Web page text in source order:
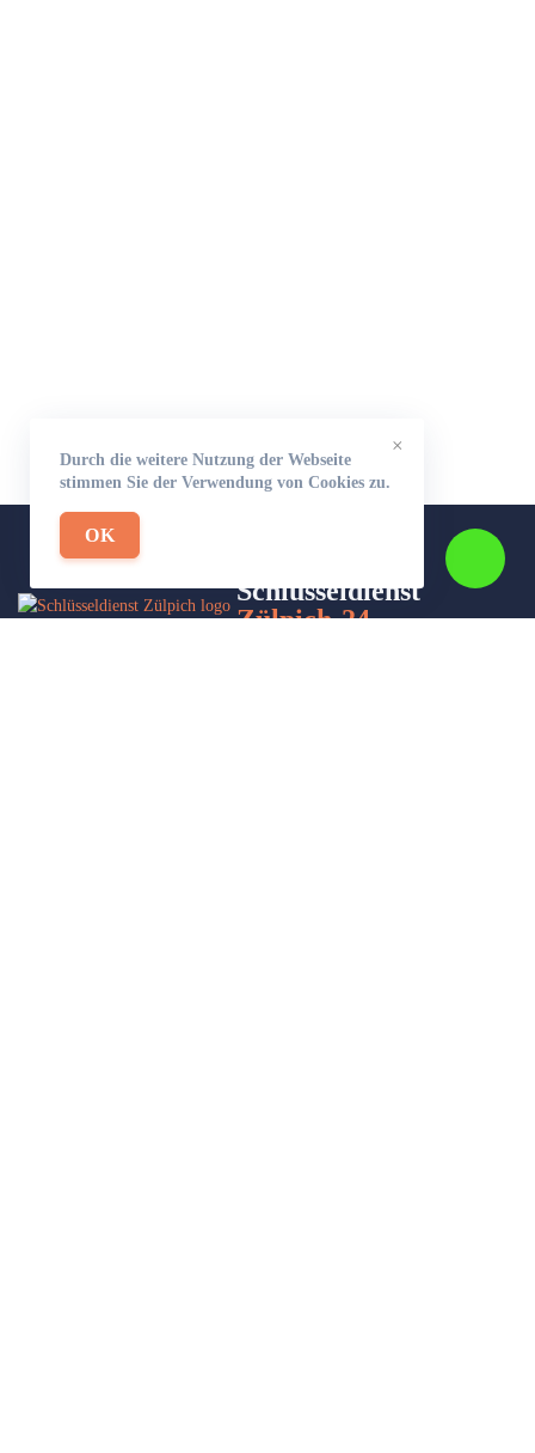
×
Durch die weitere Nutzung der Webseite
stimmen Sie der Verwendung von Cookies zu.
OK
Schlüsseldienst
Zülpich-24